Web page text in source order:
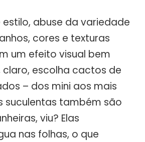
estilo, abuse da variedade
cores e texturas
um efeito visual bem
claro, escolha cactos de
– dos mini aos mais
suculentas também são
viu? Elas
nas folhas, o que